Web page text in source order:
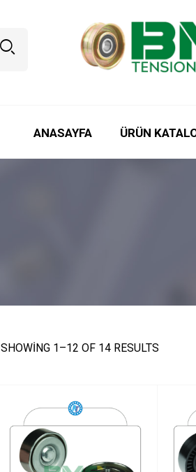
ANASAYFA ÜRÜN
SHOWING 1–12 OF 14 RESULTS